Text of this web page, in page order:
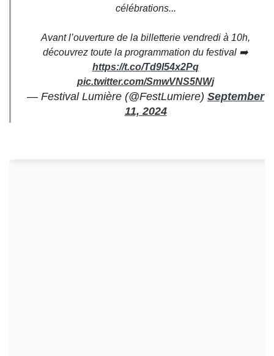
célébrations...
Avant l’ouverture de la billetterie vendredi à 10h,
découvrez toute la programmation du festival ➡️
https://t.co/Td9l54x2Pq
pic.twitter.com/SmwVNS5NWj
— Festival Lumière (@FestLumiere) September
11, 2024